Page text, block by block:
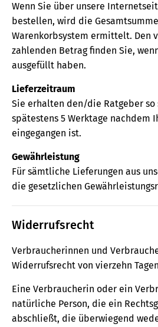
Wenn Sie über unsere
bestellen, wird die
Warenkorbsystem ermittelt. Den
zahlenden Betrag finden Sie,
ausgefüllt haben.
Lieferzeitraum
Sie erhalten den/die Ratgeber
spätestens 5 Werktage nachdem
eingegangen ist.
Gewährleistung
Für sämtliche Lieferungen aus
die gesetzlichen
Widerrufsrecht
Verbraucherinnen und
Widerrufsrecht von vierzehn
Eine Verbraucherin oder ein
natürliche Person, die ein
abschließt, die überwiegend